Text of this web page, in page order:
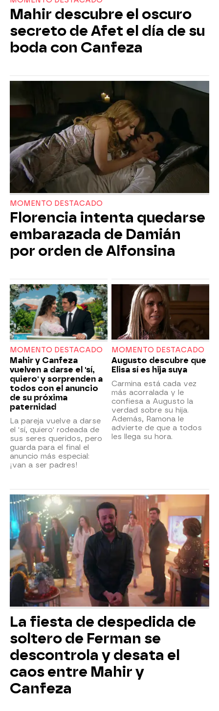
Mahir descubre el oscuro
secreto de Afet el día de su
boda con Canfeza
MOMENTO DESTACADO
Florencia intenta quedarse
embarazada de Damián
por orden de Alfonsina
MOMENTO DESTACADO
Mahir y Canfeza
vuelven a darse el 'sí,
quiero' y sorprenden a
todos con el anuncio
de su próxima
paternidad
La pareja vuelve a darse
el 'sí, quiero' rodeada de
sus seres queridos, pero
guarda para el final el
anuncio más especial:
¡van a ser padres!
MOMENTO DESTACADO
Augusto descubre que
Elisa sí es hija suya
Carmina está cada vez
más acorralada y le
confiesa a Augusto la
verdad sobre su hija.
Además, Ramona le
advierte de que a todos
les llega su hora.
La fiesta de despedida de
soltero de Ferman se
descontrola y desata el
caos entre Mahir y
Canfeza